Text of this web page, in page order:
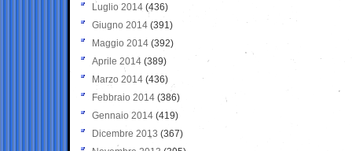
Luglio 2014 (436)
Giugno 2014 (391)
Maggio 2014 (392)
Aprile 2014 (389)
Marzo 2014 (436)
Febbraio 2014 (386)
Gennaio 2014 (419)
Dicembre 2013 (367)